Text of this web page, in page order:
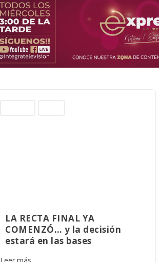
LA RECTA FINAL YA
COMENZÓ… y la decisión
estará en las bases